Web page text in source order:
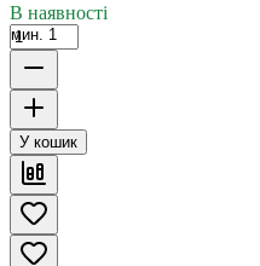
В наявності
мин. 1
У кошик